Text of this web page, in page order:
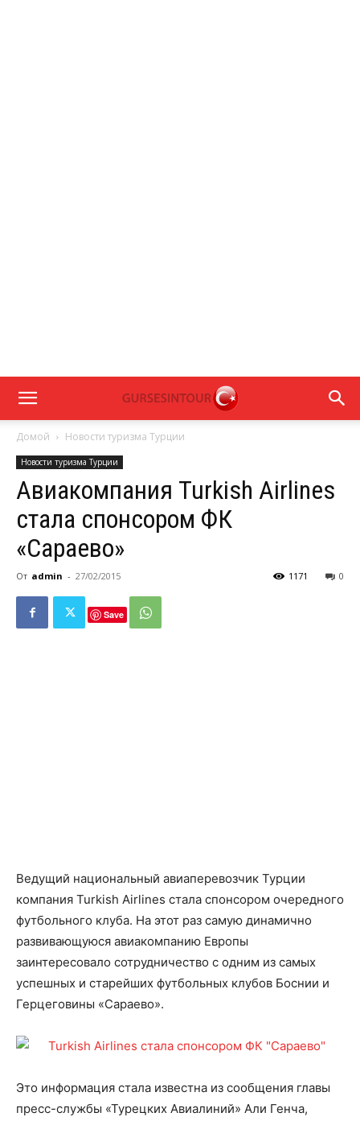
Домой Новости туризма Турции
Новости туризма Турции
Авиакомпания Turkish Airlines
стала спонсором ФК
«Сараево»
От admin - 27/02/2015 0
1171
Save
Ведущий национальный авиаперевозчик Турции
компания Turkish Airlines стала спонсором очередного
футбольного клуба. На этот раз самую динамично
развивающуюся авиакомпанию Европы
заинтересовало сотрудничество с одним из самых
успешных и старейших футбольных клубов Боснии и
Герцеговины «Сараево».
Это информация стала известна из сообщения главы
пресс-службы «Турецких Авиалиний» Али Генча,